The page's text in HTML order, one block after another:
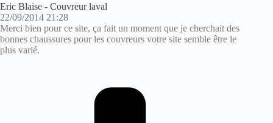
Eric Blaise - Couvreur laval
22/09/2014 21:28
Merci bien pour ce site, ça fait un moment que je cherchait des
bonnes chaussures pour les couvreurs votre site semble être le
plus varié.